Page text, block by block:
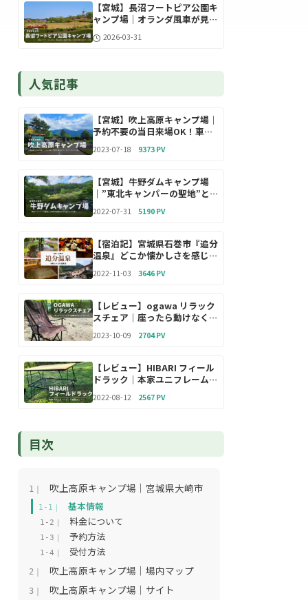
【宮城】長沼フートピア公園キ
ャンプ場｜オランダ風車が見守
プ場2026-03-31
人気記事
【宮城】吹上高原キャンプ場｜
予約不要の当日来場OK！車乗
高のキャンプ場！
2023-07-18 9373 PV
【宮城】牛野ダムキャンプ場
｜”東北キャンパーの聖地”と
ンプ場
2022-07-31 5190 PV
【宿泊記】宮城県石巻市『追分
温泉』どこか懐かしさを感じる
2022-11-03 3646 PV
【レビュー】ogawa リラック
スチェア｜座ったら動けなくな
ア！
2023-10-09 2704 PV
【レビュー】HIBARI フィール
ドラック｜本家ユニフレームを
万能キャンプギア
2022-08-12 2567 PV
目次
1｜ 吹上高原キャンプ場｜宮城県大崎市
1-1｜ 基本情報
1-2｜ 料金について
1-3｜ 予約方法
1-4｜ 受付方法
2｜ 吹上高原キャンプ場｜場内マップ
3｜ 吹上高原キャンプ場｜サイト